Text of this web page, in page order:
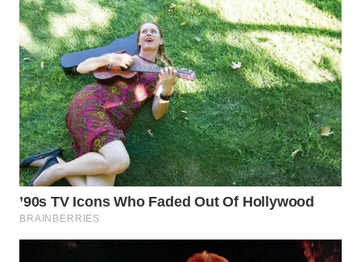
WN
BEKASI
WN
BOGOR
WN
DEPOK
WN
TAPANULI